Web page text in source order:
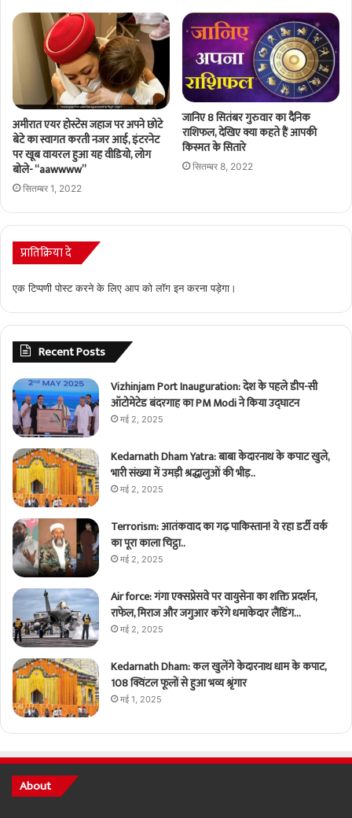
अमीरात एयर होस्टेस जहाज पर अपने छोटे
बेटे का स्वागत करती नजर आई, इंटरनेट
पर खूब वायरल हुआ यह वीडियो, लोग
बोले- “aawwww”
सितम्बर 1, 2022
जानिए 8 सितंबर गुरुवार का दैनिक
राशिफल, देखिए क्या कहते हैं आपकी
किस्मत के सितारे
सितम्बर 8, 2022
प्रातिक्रिया दे
एक टिप्पणी पोस्ट करने के लिए आप कोलॉग इनकरना पड़ेगा।
Recent Posts
Vizhinjam Port Inauguration: देश के पहले डीप-सी
ऑटोमेटेड बंदरगाह का PM Modi ने किया उद्घाटन
मई 2, 2025
Kedarnath Dham Yatra: बाबा केदारनाथ के कपाट खुले,
भारी संख्या में उमड़ी श्रद्धालुओं की भीड़..
मई 2, 2025
Terrorism: आतंकवाद का गढ़ पाकिस्तान! ये रहा डर्टी वर्क
का पूरा काला चिट्ठा..
मई 2, 2025
Air force: गंगा एक्सप्रेसवे पर वायुसेना का शक्ति प्रदर्शन,
राफेल, मिराज और जगुआर करेंगे धमाकेदार लैंडिंग…
मई 2, 2025
Kedarnath Dham: कल खुलेंगे केदारनाथ धाम के कपाट,
108 क्विंटल फूलों से हुआ भव्य श्रृंगार
मई 1, 2025
About